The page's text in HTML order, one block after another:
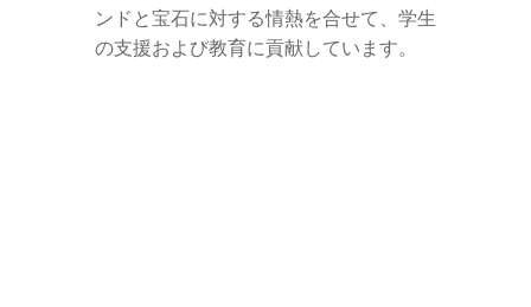
ンドと宝石に対する情熱を合せて、学生
の支援および教育に貢献しています。